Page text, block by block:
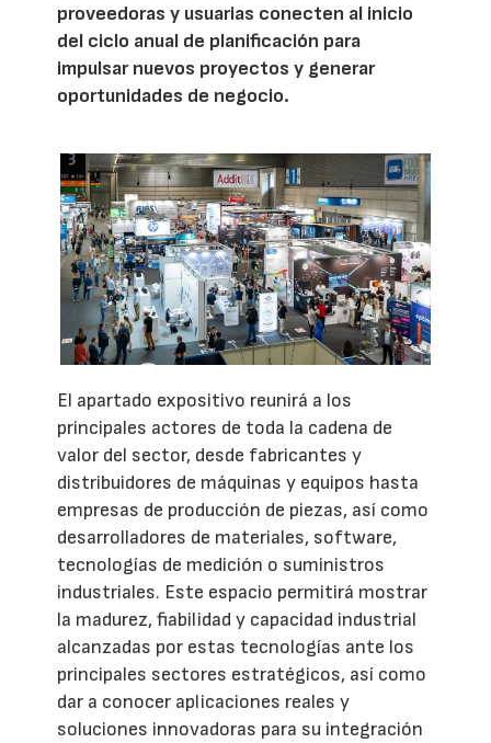
proveedoras y usuarias conecten al inicio
del ciclo anual de planificación para
impulsar nuevos proyectos y generar
oportunidades de negocio.
El apartado expositivo reunirá a los
principales actores de toda la cadena de
valor del sector, desde fabricantes y
distribuidores de máquinas y equipos hasta
empresas de producción de piezas, así como
desarrolladores de materiales, software,
tecnologías de medición o suministros
industriales. Este espacio permitirá mostrar
la madurez, fiabilidad y capacidad industrial
alcanzadas por estas tecnologías ante los
principales sectores estratégicos, así como
dar a conocer aplicaciones reales y
soluciones innovadoras para su integración